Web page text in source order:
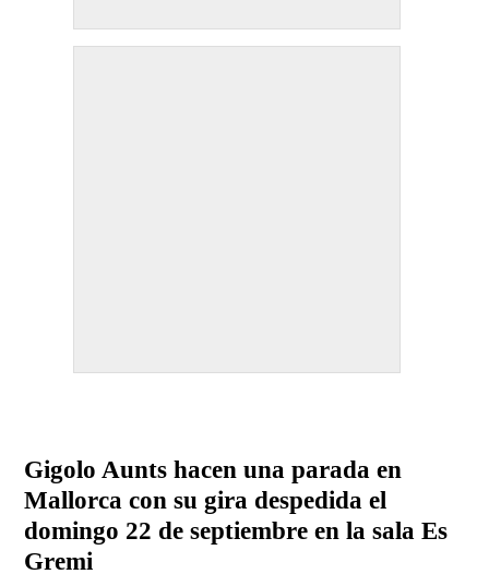
Gigolo Aunts hacen una parada en
Mallorca con su gira despedida el
domingo 22 de septiembre en la sala Es
Gremi